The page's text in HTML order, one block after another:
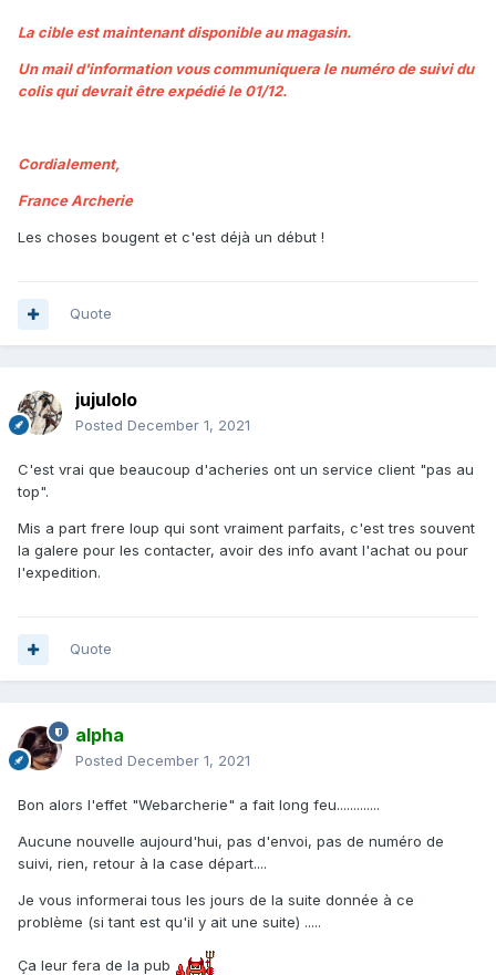
La cible est maintenant disponible au magasin.
Un mail d'information vous communiquera le numéro de suivi du
colis qui devrait être expédié le 01/12.
Cordialement,
France Archerie
Les choses bougent et c'est déjà un début !
Quote
jujulolo
Posted December 1, 2021
C'est vrai que beaucoup d'acheries ont un service client "pas au
top".
Mis a part frere loup qui sont vraiment parfaits, c'est tres souvent
la galere pour les contacter, avoir des info avant l'achat ou pour
l'expedition.
Quote
alpha
Posted December 1, 2021
Bon alors l'effet "Webarcherie" a fait long feu.............
Aucune nouvelle aujourd'hui, pas d'envoi, pas de numéro de
suivi, rien, retour à la case départ....
Je vous informerai tous les jours de la suite donnée à ce
problème (si tant est qu'il y ait une suite) .....
Ça leur fera de la pub